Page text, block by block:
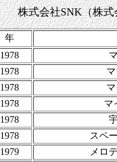
株式会社SNK（株
年
1978
1978
1978
1978
マ
1978
1978
スペ
1979
メロ